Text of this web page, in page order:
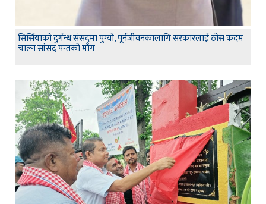
सिर्सियाको दुर्गन्ध संसदमा पुग्यो, पूर्नजीवनकालागि सरकारलाई ठोस कदम
चाल्न सांसद पन्तको माँग